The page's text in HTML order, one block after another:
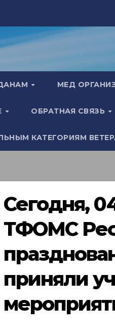
МЕД
ОБРАТНАЯ СВЯЗЬ
КАТЕГОРИЯМ
Сегодня,
ТФОМС
приняли